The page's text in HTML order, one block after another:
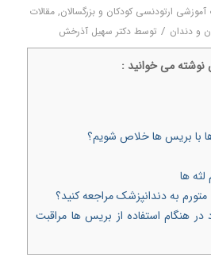
آموزشی ارتودنسی کودکان و بزرگسالان,مقالات
و دندان / توسطدکتر سهیل آذرخش
نوشته می خوانيد :
با بریس ها خلاص شویم؟
ها
به دندانپزشک مراجعه کنید؟
هنگام استفاده از بریس ها مراقبت